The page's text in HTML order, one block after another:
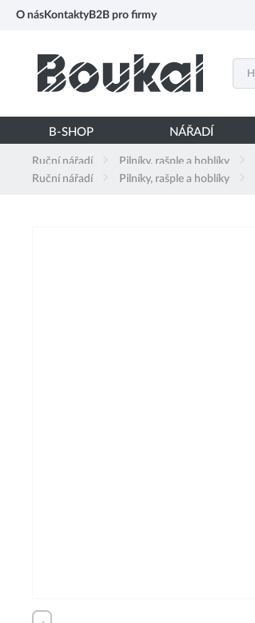
O nás Kontakty B2B pro firmy
B-SHOP NÁŘADÍ
Ruční nářadí Pilníky, rašple a hoblíky
Ruční nářadí
Pilníky, rašple a hoblíky